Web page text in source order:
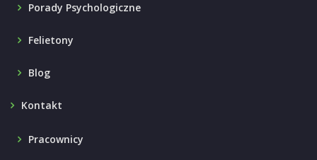
Porady Psychologiczne
Felietony
Blog
Kontakt
Pracownicy